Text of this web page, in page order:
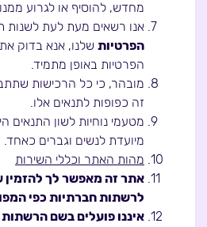
מחדש, להוסיף או לגרוע
אנו רשאים מעת לעת לשנות
הפרטיות שלנו, אנא בדוק את
הפרטיות באופן מתמיד.
מובהר, כי כל הרכישות
זה כפופות לתנאים אלו.
מטעמי נוחיות לשון התנאים
מיועדת לנשים וגברים כאחד.
מהות האתר וכללי השירות
אתר זה מאפשר לך להזמין
לרשתות חברתיות כפי
איננו פועלים בשם